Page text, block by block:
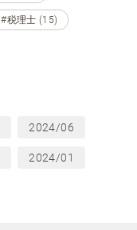
#税理士 (15)
2024/06
2024/01